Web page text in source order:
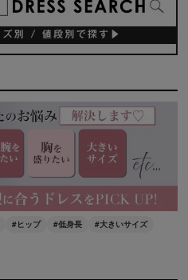
#ヒップ #低身長 #大きいサイズ